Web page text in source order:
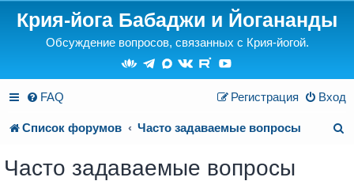
Крия-йога Бабаджи и Йогананды
Обсуждение вопросов, связанных с Крия-йогой.
FAQ Вход
Регистрация
Список форумов Часто задаваемые вопросы
Часто задаваемые вопросы